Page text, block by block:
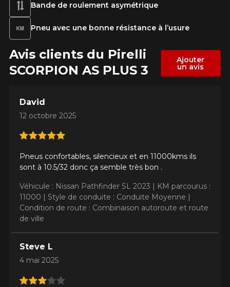
Bande de roulement asymétrique
Pneu avec une bonne résistance à l’usure
Avis clients du Pirelli
SCORPION AS PLUS 3
Ajouter
un avis
David
12 octobre 2025
Pneus confortables, silencieux et en 11000kms ils
sont à 10.5/32 donc ça semble très bon .
Véhicule : Nissan Pathfinder SL 2023 | KM parcourus :
11000 | Style de conduite : Conduite Moyenne |
Condition de route : Combinaison autoroute et route
de ville
Steve L
4 mai 2025